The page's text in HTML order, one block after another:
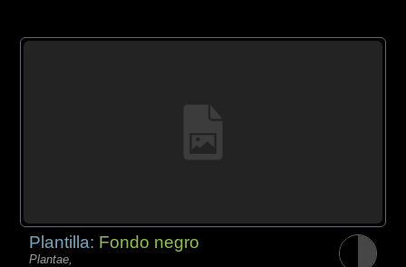
Plantilla: Fondo negro
Plantae,